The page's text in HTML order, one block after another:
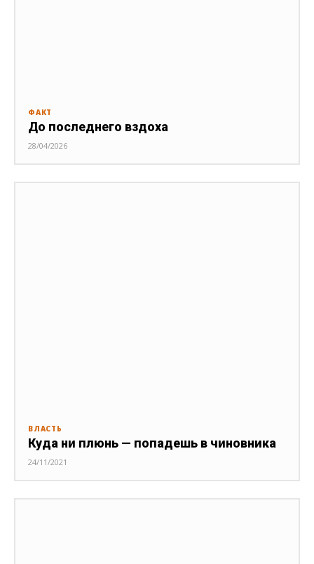
ФАКТ
До последнего вздоха
28/04/2026
ВЛАСТЬ
Куда ни плюнь — попадешь в чиновника
24/11/2021